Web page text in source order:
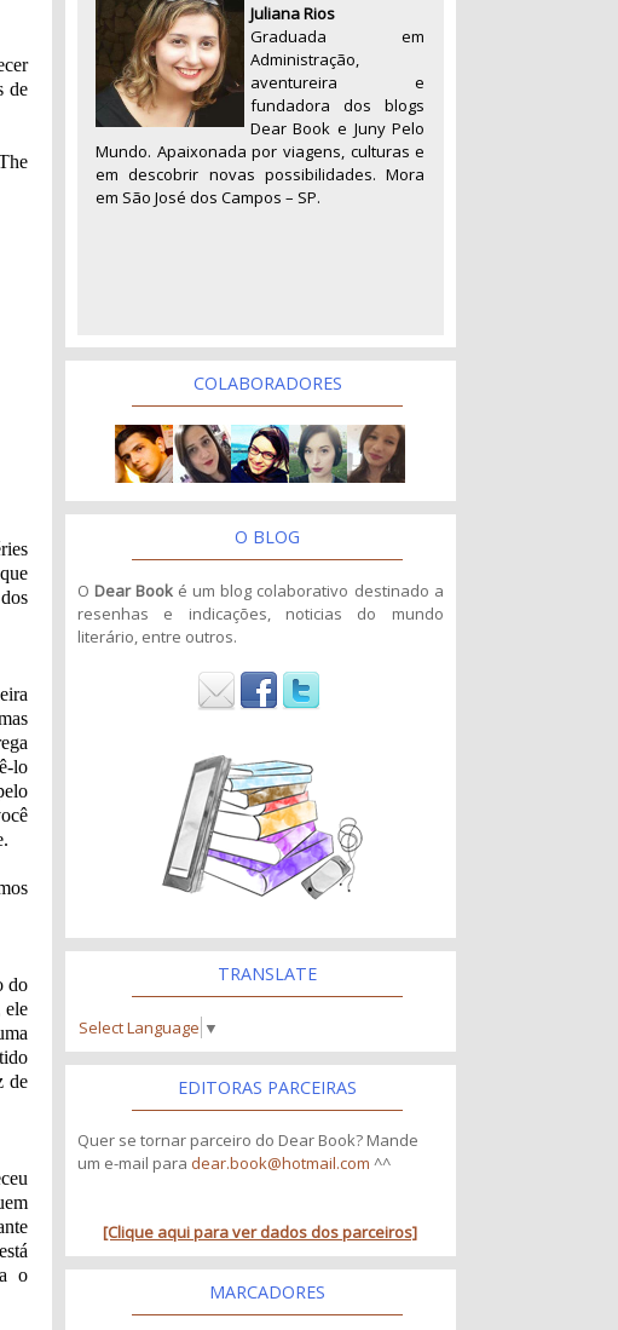
de
lo
do
ele
de
o
Juliana Rios
Graduada em
Administração,
aventureira e
fundadora dos blogs
Dear Book e Juny Pelo
Mundo. Apaixonada por viagens, culturas e
em descobrir novas possibilidades. Mora
em São José dos Campos – SP.
COLABORADORES
O BLOG
O Dear Book é um blog colaborativo destinado a
resenhas e indicações, noticias do mundo
literário, entre outros.
TRANSLATE
Select Language ▼
EDITORAS PARCEIRAS
Quer se tornar parceiro do Dear Book? Mande
um e-mail para dear.book@hotmail.com ^^
[Clique aqui para ver dados dos parceiros]
MARCADORES